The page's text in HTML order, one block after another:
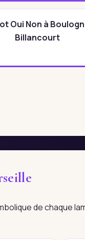
Oui Non à
Billancourt
de chaque